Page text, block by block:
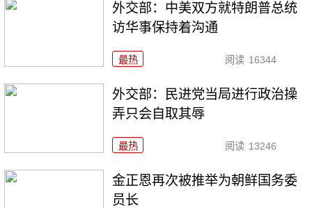
外交部：中美双方就特朗普总统
访华事保持着沟通
最热 阅读 16344
外交部：民进党当局进行政治操
弄只会自取其辱
最热 阅读 13246
金正恩再次被推举为朝鲜国务委
员长